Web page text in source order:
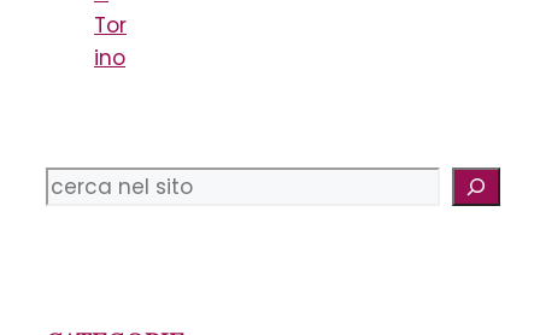
Tor
ino
Cerca